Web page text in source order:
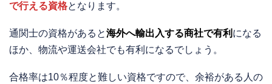
で行える資格となります。
通関士の資格があると海外へ輸出入する商社で有利 になる
ほか、物流や運送会社でも有利になるでしょう。
合格率は10％程度と難しい資格ですので、余裕がある人の